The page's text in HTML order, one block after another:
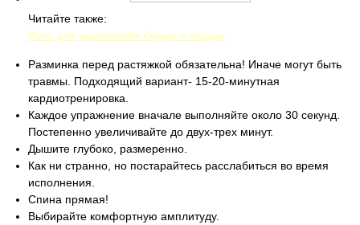
Читайте также:
Йога для укрепления бедер и ягодиц
Разминка перед растяжкой обязательна! Иначе могут быть
травмы. Подходящий вариант- 15-20-минутная
кардиотренировка.
Каждое упражнение вначале выполняйте около 30 секунд.
Постепенно увеличивайте до двух-трех минут.
Дышите глубоко, размеренно.
Как ни странно, но постарайтесь расслабиться во время
исполнения.
Спина прямая!
Выбирайте комфортную амплитуду.